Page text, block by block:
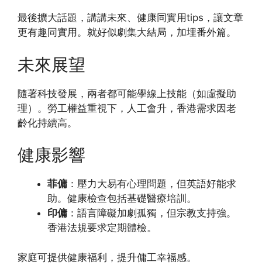
最後擴大話題，講講未來、健康同實用tips，讓文章
更有趣同實用。就好似劇集大結局，加埋番外篇。
未來展望
隨著科技發展，兩者都可能學線上技能（如虛擬助
理）。勞工權益重視下，人工會升，香港需求因老
齡化持續高。
健康影響
菲傭：壓力大易有心理問題，但英語好能求
助。健康檢查包括基礎醫療培訓。
印傭：語言障礙加劇孤獨，但宗教支持強。
香港法規要求定期體檢。
家庭可提供健康福利，提升傭工幸福感。